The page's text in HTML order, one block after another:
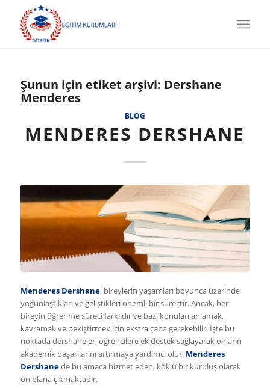
Şunun için etiket arşivi: Dershane
Menderes
BLOG
MENDERES DERSHANE
Menderes Dershane, bireylerin yaşamları boyunca üzerinde
yoğunlaştıkları ve geliştikleri önemli bir süreçtir. Ancak, her
bireyin öğrenme süreci farklıdır ve bazı konuları anlamak,
kavramak ve pekiştirmek için ekstra çaba gerekebilir. İşte bu
noktada dershaneler, öğrencilere ek destek sağlayarak onların
akademik başarılarını artırmaya yardımcı olur.Menderes
Dershanede bu amaca hizmet eden, köklü bir kuruluş olarak
ön plana çıkmaktadır.